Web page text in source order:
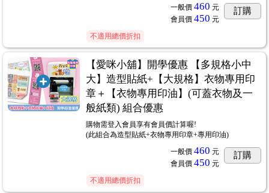
一般價 460 元
會員價 450 元
訂購
不適用總價折扣
【愛咪小舖】開學優惠 【多規格小中
大】造型貼紙+【大規格】衣物專用印
章＋【衣物專用印油】(可蓋衣物及一
般紙類) 組合優惠
購物需登入會員享有會員價計算喔!
(此組合為造型貼紙+衣物專用印章+專用印油)
一般價 460 元
會員價 450 元
訂購
不適用總價折扣